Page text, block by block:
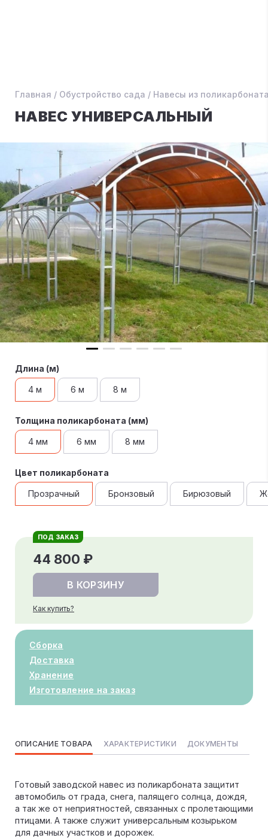
Главная / Обустройство сада / Навесы из
НАВЕС УНИВЕРСАЛЬНЫЙ
Длина (м)
4 м 6 м 8 м
Толщина поликарбоната (мм)
4 мм 6 мм 8 мм
Цвет поликарбоната
Прозрачный Бронзовый Бирюзовый
ПОД ЗАКАЗ
44 800 ₽
В КОРЗИНУ
Как купить?
Сборка
Доставка
Хранение
Изготовление на заказ
ОПИСАНИЕ ТОВАРА ХАРАКТЕРИСТИКИ ДОКУМЕНТЫ
Готовый заводской навес из поликарбоната защитит
автомобиль от града, снега, палящего солнца, дождя,
а так же от неприятностей, связанных с пролетающими
птицами. А также служит универсальным козырьком
для дачных участков и дорожек.